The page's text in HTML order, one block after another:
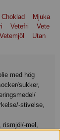
Choklad
Mjuka
Vetefri
Vete
Utan
sukker,
stivelse,
mel,